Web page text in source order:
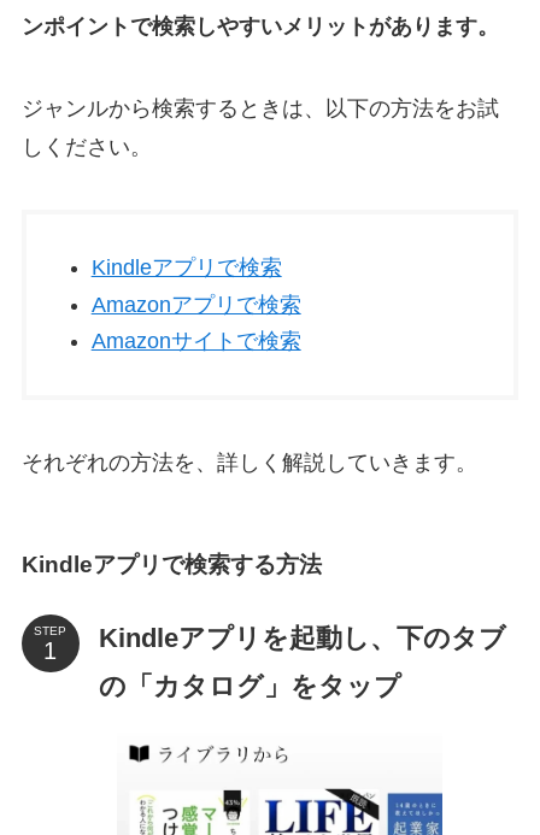
ンポイントで検索しやすいメリットがあります。
ジャンルから検索するときは、以下の方法をお試
しください。
Kindleアプリで検索
Amazonアプリで検索
Amazonサイトで検索
それぞれの方法を、詳しく解説していきます。
Kindleアプリで検索する方法
STEP
Kindleアプリを起動し、下のタブ
の「カタログ」をタップ